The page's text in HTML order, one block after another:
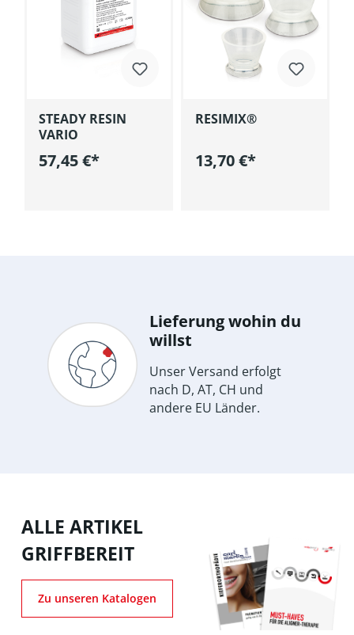
STEADY RESIN
VARIO
57,45 €*
RESIMIX®
13,70 €*
Lieferung wohin du
willst
Unser Versand erfolgt
nach D, AT, CH und
andere EU Länder.
ALLE ARTIKEL
GRIFFBEREIT
Zu unseren Katalogen